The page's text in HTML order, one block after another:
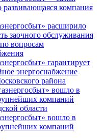
развивающаяся компания
расширило
заочного обслуживания
вопросам
гарантирует
энергоснабжение
района
вошло в
компаний
области
вошло в
компаний